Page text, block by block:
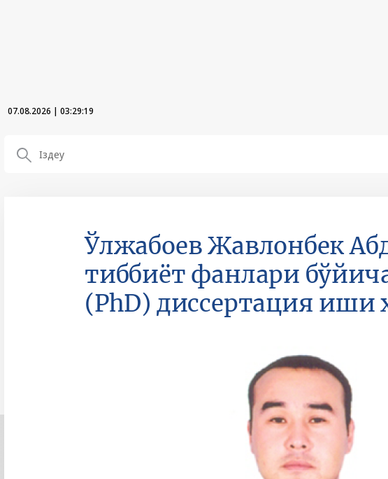
07.08.2026 | 03:29:19
Ўлжабоев Жавлонбек
тиббиёт фанлари
(PhD) диссертация иши